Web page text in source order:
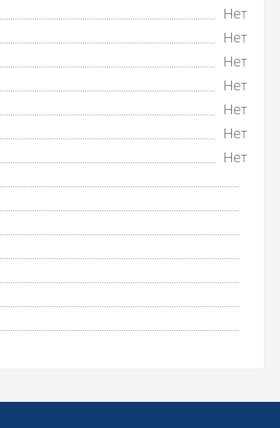
Нет
Нет
Нет
Нет
Нет
Нет
Нет